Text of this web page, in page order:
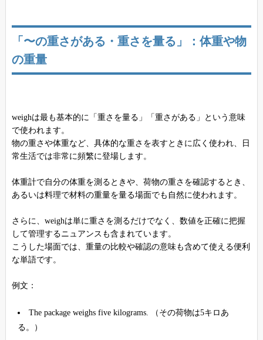
「〜の重さがある・重さを量る」：体重や物
の重量
weighは最も基本的に「重さを量る」「重さがある」という意味
で使われます。
物の重さや体重など、具体的な重さを表すときに広く使われ、日
常生活では非常に頻繁に登場します。
体重計で自分の体重を測るときや、荷物の重さを確認するとき、
あるいは料理で材料の重量を量る場面でも自然に使われます。
さらに、weighは単に重さを測るだけでなく、数値を正確に把握
して管理するニュアンスも含まれています。
こうした場面では、重量の比較や確認の意味も含めて使える便利
な単語です。
例文：
The package weighs five kilograms. （その荷物は5キロあ
る。）